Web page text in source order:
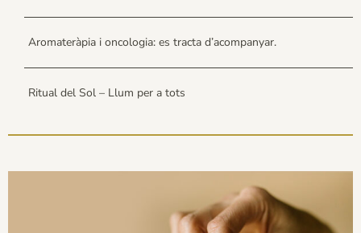
Aromateràpia i oncologia: es tracta d’acompanyar.
Ritual del Sol – Llum per a tots